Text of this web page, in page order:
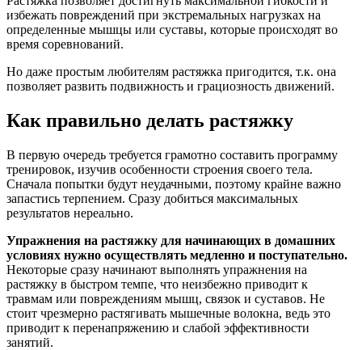
избежать повреждений при экстремальных нагрузках на
определенные мышцы или суставы, которые происходят во
время соревнований.
Но даже простым любителям растяжка пригодится, т.к. она
позволяет развить подвижность и грациозность движений.
Как правильно делать растяжку
В первую очередь требуется грамотно составить программу
тренировок, изучив особенности строения своего тела.
Сначала попытки будут неудачными, поэтому крайне важно
запастись терпением. Сразу добиться максимальных
результатов нереально.
Упражнения на растяжку для начинающих в домашних
условиях нужно осуществлять медленно и поступательно.
Некоторые сразу начинают выполнять упражнения на
растяжку в быстром темпе, что неизбежно приводит к
травмам или повреждениям мышц, связок и суставов. Не
стоит чрезмерно растягивать мышечные волокна, ведь это
приводит к перенапряжению и слабой эффективности
занятий.